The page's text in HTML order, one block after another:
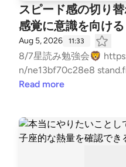
スピード感の切り
感覚に意識を向け
Aug 5, 2026 11:33
8/7星読み勉強会🦁
n/ne13bf70c28e8
とカードとアロマの知識
Read more